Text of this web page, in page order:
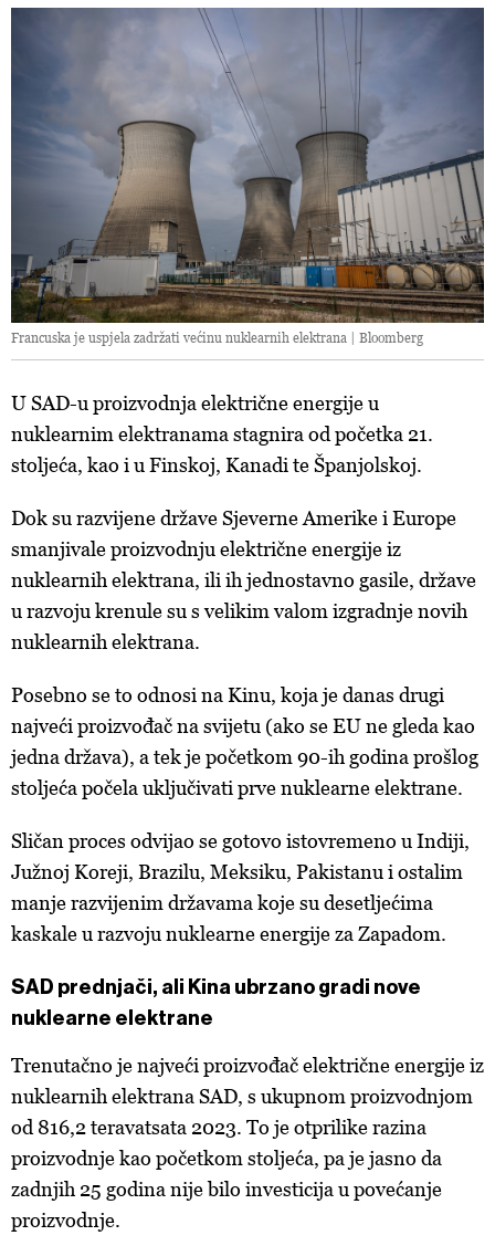
Francuska je uspjela zadržati većinu nuklearnih elektrana | Bloomberg
U SAD-u proizvodnja električne energije u
nuklearnim elektranama stagnira od početka 21.
stoljeća, kao i u Finskoj, Kanadi te Španjolskoj.
Dok su razvijene države Sjeverne Amerike i Europe
smanjivale proizvodnju električne energije iz
nuklearnih elektrana, ili ih jednostavno gasile, države
u razvoju krenule su s velikim valom izgradnje novih
nuklearnih elektrana.
Posebno se to odnosi na Kinu, koja je danas drugi
najveći proizvođač na svijetu (ako se EU ne gleda kao
jedna država), a tek je početkom 90-ih godina prošlog
stoljeća počela uključivati prve nuklearne elektrane.
Sličan proces odvijao se gotovo istovremeno u Indiji,
Južnoj Koreji, Brazilu, Meksiku, Pakistanu i ostalim
manje razvijenim državama koje su desetljećima
kaskale u razvoju nuklearne energije za Zapadom.
SAD prednjači, ali Kina ubrzano gradi nove
nuklearne elektrane
Trenutačno je najveći proizvođač električne energije iz
nuklearnih elektrana SAD, s ukupnom proizvodnjom
od 816,2 teravatsata 2023. To je otprilike razina
proizvodnje kao početkom stoljeća, pa je jasno da
zadnjih 25 godina nije bilo investicija u povećanje
proizvodnje.